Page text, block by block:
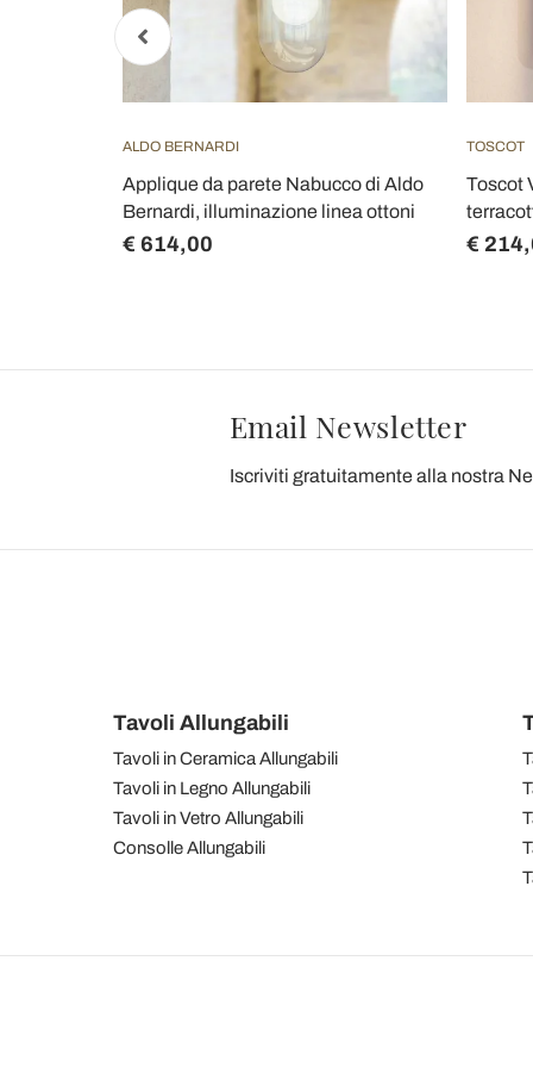
ALDO BERNARDI
Applique da parete Nabucco di Aldo
Bernardi, illuminazione linea ottoni
€ 614,00
TOSCOT
Toscot
€
Email Newsletter
Iscriviti gratuitamente alla nostra
Tavoli Allungabili
Tavoli in Ceramica Allungabili
Tavoli in Legno Allungabili
Tavoli in Vetro Allungabili
Consolle Allungabili